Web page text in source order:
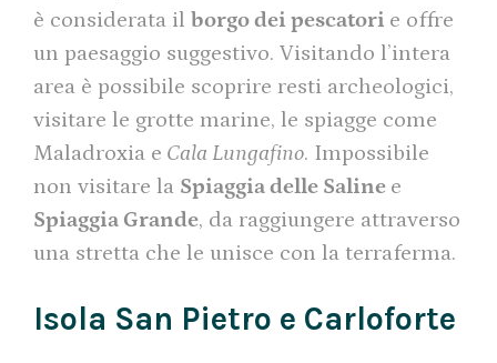
è considerata il borgo dei pescatori e offre
un paesaggio suggestivo. Visitando l’intera
area è possibile scoprire resti archeologici,
visitare le grotte marine, le spiagge come
Maladroxia e Cala Lungafino. Impossibile
non visitare la Spiaggia delle Saline e
Spiaggia Grande, da raggiungere attraverso
una stretta che le unisce con la terraferma.
Isola San Pietro e Carloforte